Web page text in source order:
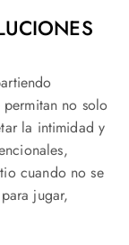
no solo
la intimidad y
cuando no se
jugar,